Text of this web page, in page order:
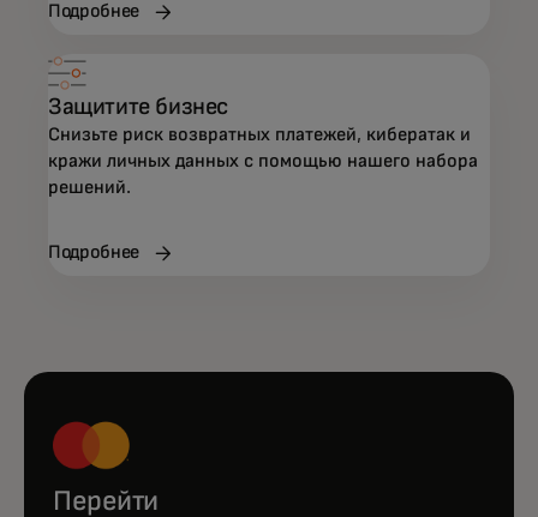
Подробнее
Защитите бизнес
Снизьте риск возвратных платежей, кибератак и
кражи личных данных с помощью нашего набора
решений.
Подробнее
Перейти